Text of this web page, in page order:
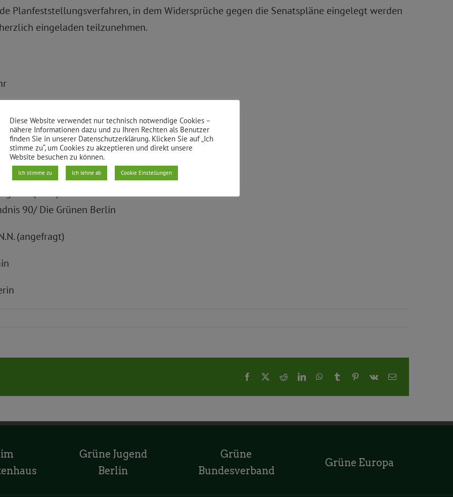
Planfeststellungsverfahren, in dem Widersprüche gegen die Senatspläne eingelegt werden
eingeladen teilzunehmen.
13 in Friedrichshain
Kreuzberg
Süd (BISS)
90/ Die Grünen Berlin
(angefragt)
Facebook RedditLinkedInWhatsApp
Tumblr Pinterest
Vk
E-
Grüne Jugend
Berlin
Grüne
Bundesverband
Grüne Europa
Diese Website verwendet nur technisch notwendige Cookies –
nähere Informationen dazu und zu Ihren Rechten als Benutzer
finden Sie in unserer Datenschutzerklärung. Klicken Sie auf „Ich
stimme zu“, um Cookies zu akzeptieren und direkt unsere
Website besuchen zu können.
Ich stimme zu Ich lehne ab Cookie Einstellungen